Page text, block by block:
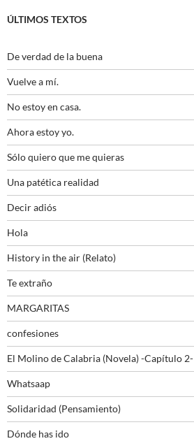
ÚLTIMOS TEXTOS
De verdad de la buena
Vuelve a mí.
No estoy en casa.
Ahora estoy yo.
Sólo quiero que me quieras
Una patética realidad
Decir adiós
Hola
History in the air (Relato)
Te extraño
MARGARITAS
confesiones
El Molino de Calabria (Novela) -Capítulo 2-
Whatsaap
Solidaridad (Pensamiento)
Dónde has ido